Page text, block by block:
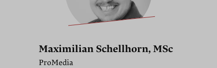
Maximilian Schellhorn, MSc
ProMedia